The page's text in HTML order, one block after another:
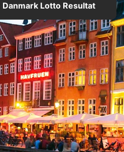
Danmark Lotto Resultat